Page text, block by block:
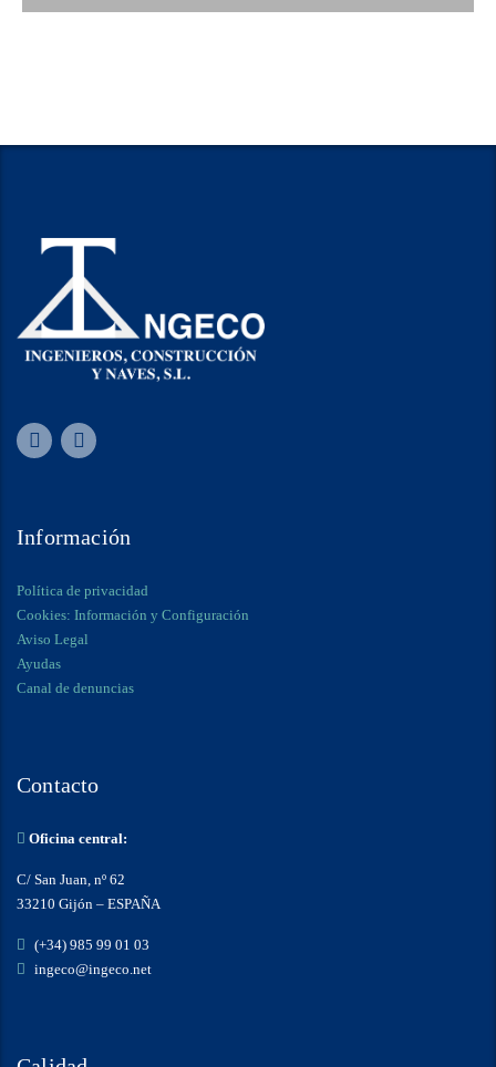
Información
Política de privacidad
Cookies: Información y Configuración
Aviso Legal
Ayudas
Canal de denuncias
Contacto
Oficina central:
C/ San Juan, nº 62
33210 Gijón – ESPAÑA
(+34) 985 99 01 03
ingeco@ingeco.net